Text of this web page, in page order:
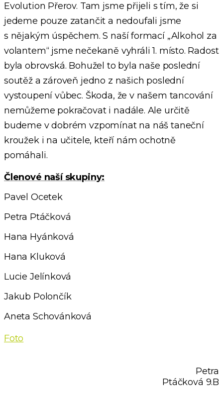
Evolution Přerov. Tam jsme přijeli s tím, že si
jedeme pouze zatančit a nedoufali jsme
s nějakým úspěchem. S naší formací „Alkohol za
volantem“ jsme nečekaně vyhráli 1. místo. Radost
byla obrovská. Bohužel to byla naše poslední
soutěž a zároveň jedno z našich poslední
vystoupení vůbec. Škoda, že v našem tancování
nemůžeme pokračovat i nadále. Ale určitě
budeme v dobrém vzpomínat na náš taneční
kroužek i na učitele, kteří nám ochotně
pomáhali.
Členové naší skupiny:
Pavel Ocetek
Petra Ptáčková
Hana Hyánková
Hana Kluková
Lucie Jelínková
Jakub Polončík
Aneta Schovánková
Foto
Petra
Ptáčková 9.B